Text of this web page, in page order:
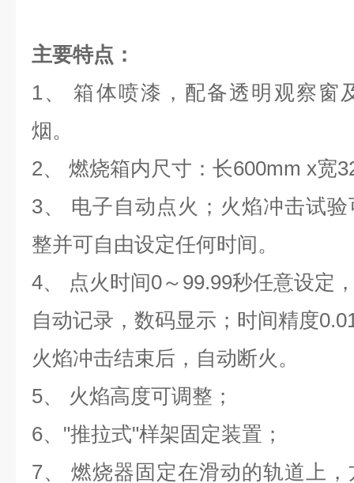
主要特点：
1、 箱体喷漆，配备透明观察窗
烟。
2、 燃烧箱内尺寸：长600mm x宽
3、 电子自动点火；火焰冲击试
整并可自由设定任何时间。
4、 点火时间0～99.99秒任意设定
自动记录，数码显示；时间精度
火焰冲击结束后，自动断火。
5、 火焰高度可调整；
6、"推拉式"样架固定装置；
7、 燃烧器固定在滑动的轨道上